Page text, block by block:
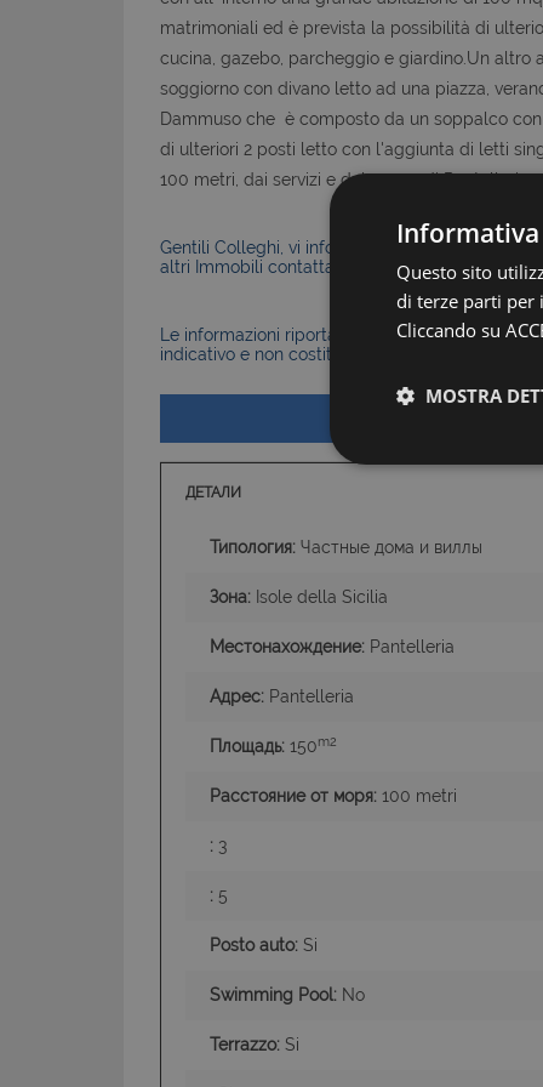
matrimoniali ed è prevista la possibilità di
cucina, gazebo, parcheggio e giardino.Un altro
soggiorno con divano letto ad una piazza,
Dammuso che è composto da un soppalco
di ulteriori 2 posti letto con l'aggiunta di letti
100 metri, dai servizi e dal paese di Pantelleria
Gentili Colleghi, vi informiamo che la Nostra
altri Immobili contattateci senza problemi.
Le informazioni riportate nell’annuncio,
indicativo e non costituiscono elemento
ДЕТАЛИ
Типология: Частные дома и виллы
Зона: Isole della Sicilia
Местонахождение: Pantelleria
Адрес: Pantelleria
Площадь: 150m2
Расстояние от моря: 100 metri
: 3
: 5
Posto auto: Si
Swimming Pool: No
Terrazzo: Si
Informativa
Questo sito
di terze parti per
Cliccando su
MOSTRA